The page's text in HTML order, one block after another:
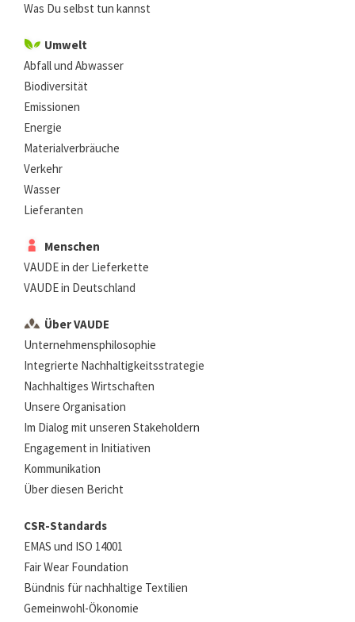
Was Du selbst tun kannst
Umwelt
Abfall und Abwasser
Biodiversität
Emissionen
Energie
Materialverbräuche
Verkehr
Wasser
Lieferanten
Menschen
VAUDE in der Lieferkette
VAUDE in Deutschland
Über VAUDE
Unternehmensphilosophie
Integrierte Nachhaltigkeitsstrategie
Nachhaltiges Wirtschaften
Unsere Organisation
Im Dialog mit unseren Stakeholdern
Engagement in Initiativen
Kommunikation
Über diesen Bericht
CSR-Standards
EMAS und ISO 14001
Fair Wear Foundation
Bündnis für nachhaltige Textilien
Gemeinwohl-Ökonomie